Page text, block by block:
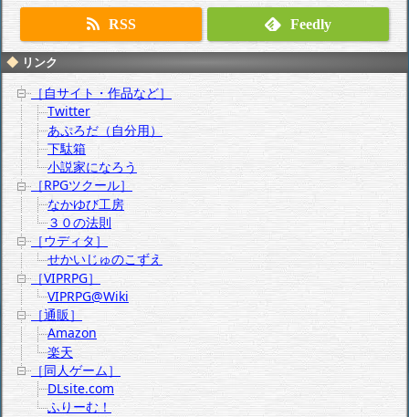
RSS Feedly
リンク
［自サイト・作品など］
Twitter
あぷろだ（自分用）
下駄箱
小説家になろう
［RPGツクール］
なかゆび工房
３０の法則
［ウディタ］
せかいじゅのこずえ
［VIPRPG］
VIPRPG@Wiki
［通販］
Amazon
楽天
［同人ゲーム］
DLsite.com
ふりーむ！